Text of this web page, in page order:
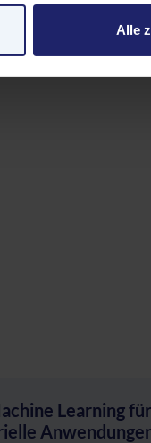
Alle
keine
finden Sie eine
Learning für